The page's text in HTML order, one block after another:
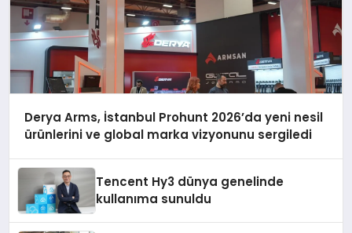
Derya Arms, İstanbul Prohunt 2026’da yeni nesil
ürünlerini ve global marka vizyonunu sergiledi
Tencent Hy3 dünya genelinde
kullanıma sunuldu